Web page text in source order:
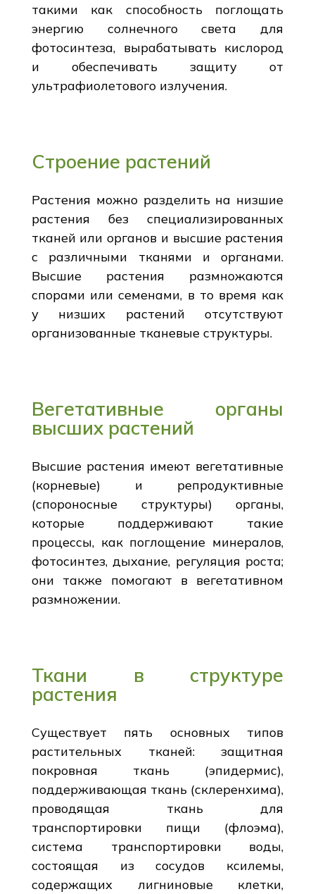
такими как способность поглощать
энергию солнечного света для
фотосинтеза, вырабатывать кислород
и обеспечивать защиту от
ультрафиолетового излучения.
Строение растений
Растения можно разделить на низшие
растения без специализированных
тканей или органов и высшие растения
с различными тканями и органами.
Высшие растения размножаются
спорами или семенами, в то время как
у низших растений отсутствуют
организованные тканевые структуры.
Вегетативные органы
высших растений
Высшие растения имеют вегетативные
(корневые) и репродуктивные
(спороносные структуры) органы,
которые поддерживают такие
процессы, как поглощение минералов,
фотосинтез, дыхание, регуляция роста;
они также помогают в вегетативном
размножении.
Ткани в структуре
растения
Существует пять основных типов
растительных тканей: защитная
покровная ткань (эпидермис),
поддерживающая ткань (склеренхима),
проводящая ткань для
транспортировки пищи (флоэма),
система транспортировки воды,
состоящая из сосудов ксилемы,
содержащих лигниновые клетки,